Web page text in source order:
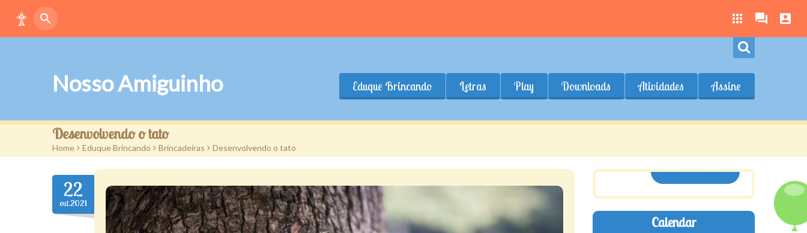
Nosso Amiguinho Eduque Brincando Letras Play Downloads Atividades Assine
Desenvolvendo o tato
Home > Eduque Brincando > Brincadeiras > Desenvolvendo o tato
22
out.2021
ASSINE AQUI
Calendar